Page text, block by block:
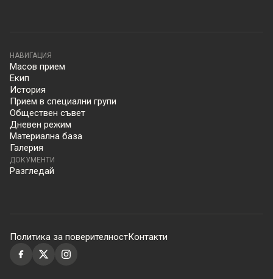
НАВИГАЦИЯ
Масов прием
Екип
История
Прием в специални групи
Обществен съвет
Дневен режим
Материална база
Галерия
ДОКУМЕНТИ
Разгледай
Политика за поверителностКонтакти